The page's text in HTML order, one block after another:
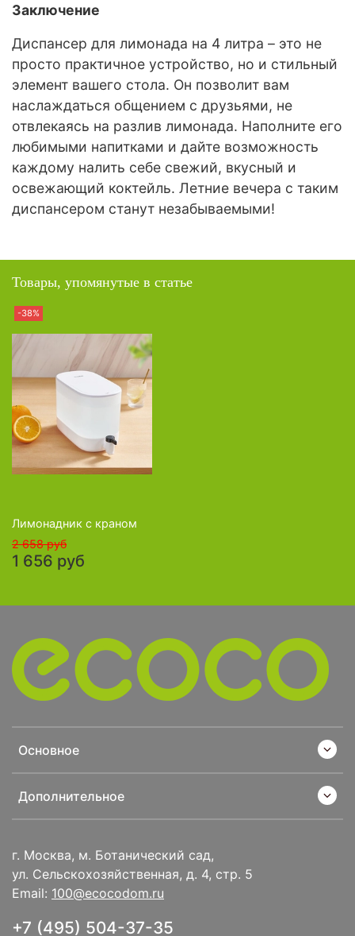
Заключение
Диспансер для лимонада на 4 литра – это не
просто практичное устройство, но и стильный
элемент вашего стола. Он позволит вам
наслаждаться общением с друзьями, не
отвлекаясь на разлив лимонада. Наполните его
любимыми напитками и дайте возможность
каждому налить себе свежий, вкусный и
освежающий коктейль. Летние вечера с таким
диспансером станут незабываемыми!
Товары, упомянутые в статье
-38%
Лимонадник с краном
2 658 руб
1 656 руб
г. Москва, м. Ботанический сад,
ул. Сельскохозяйственная, д. 4, стр. 5
Email: 100@ecocodom.ru
+7 (495) 504-37-35
Основное
Дополнительное